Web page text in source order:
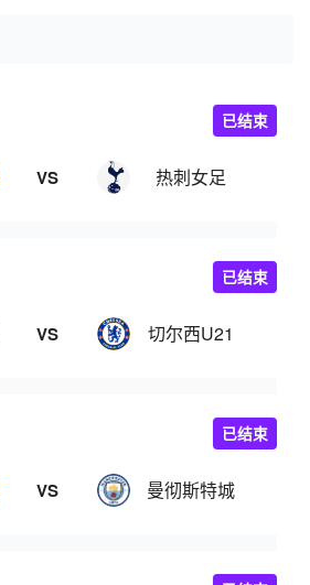
VS 热刺女足
已结束
VS 切尔西U21
已结束
VS 曼彻斯特城
已结束